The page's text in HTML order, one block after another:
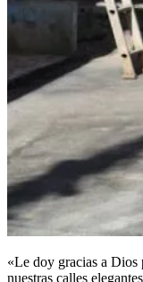
«Le doy gracias a Dios
nuestras calles